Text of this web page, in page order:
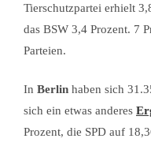
Tierschutzpartei erhielt
das BSW 3,4 Prozent. 7
Parteien.
In Berlin haben sich
sich ein etwas anderes
Prozent, die SPD auf